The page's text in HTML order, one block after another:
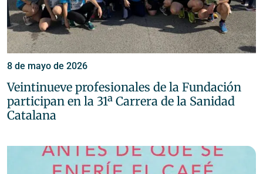
8 de mayo de 2026
Veintinueve profesionales de la Fundación
participan en la 31ª Carrera de la Sanidad
Catalana